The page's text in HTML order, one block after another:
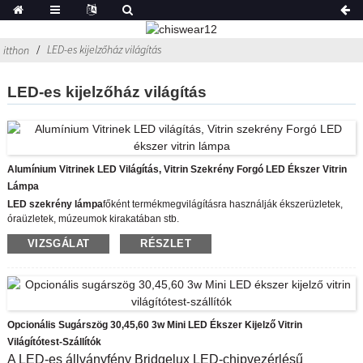
itthon LED-es kijelzőház világítás
LED-es kijelzőház világítás
Alumínium Vitrinek LED Világítás, Vitrin Szekrény Forgó LED Ékszer Vitrin
Lámpa
LED szekrény lámpafőként termékmegvilágításra használják ékszerüzletek,
óraüzletek, múzeumok kirakatában stb.
Modell: CHIA-8426-14W
Színhőmérséklet: 3000K/4500K/6500K
DC12V-ról kell táplálni
A LED állólámpa XPE CREE LED chip vezérlést használ a világításra, az
asztali ékszervitrinre, a LED-világításra, az okosórákra és a divatos ruhákra
vetítve, a kijelzőállvány felszerelése pedig nagyon egyszerű és gördülékeny,
fényes, fényes hangulatot kölcsönöz, és több ember figyelmét felkelti.
VIZSGÁLAT RÉSZLET
Opcionális Sugárszög 30,45,60 3w Mini LED Ékszer Kijelző Vitrin
Világítótest-Szállítók
A LED-es állványfény Bridgelux LED-chipvezérlésű